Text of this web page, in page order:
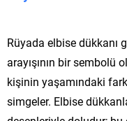
Rüyada elbise dükkanı
arayışının bir sembolü
kişinin yaşamındaki
simgeler. Elbise